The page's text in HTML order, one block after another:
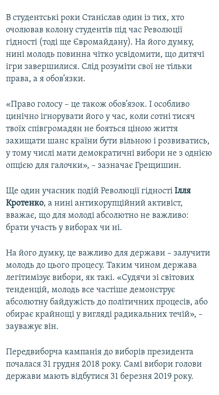
В студентські роки Станіслав один із тих, хто
очолював колону студентів під час Революції
гідності (тоді ще Євромайдану). На його думку,
нині молодь повинна чітко усвідомити, що дитячі
ігри завершилися. Слід розуміти свої не тільки
права, а я обов’язки.
«Право голосу – це також обов’язок. І особливо
цинічно ігнорувати його у час, коли сотні тисяч
твоїх співгромадян не бояться ціною життя
захищати шанс країни бути вільною і розвиватись,
у тому числі мати демократичні вибори не з однією
опцією для галочки», – зазначає Грещишин.
Ще один учасник подій Революції гідності Ілля
Кротенко, а нині антикорупційний активіст,
вважає, що для молоді абсолютно не важливо:
брати участь у виборах чи ні.
На його думку, це важливо для держави – залучити
молодь до цього процесу. Таким чином держава
легітимізує вибори, як такі. «Судячи зі світових
тенденцій, молодь все частіше демонструє
абсолютну байдужість до політичних процесів, або
обирає крайнощі у вигляді радикальних течій», –
зауважує він.
Передвиборча кампанія до виборів президента
почалася 31 грудня 2018 року. Самі вибори голови
держави мають відбутися 31 березня 2019 року.